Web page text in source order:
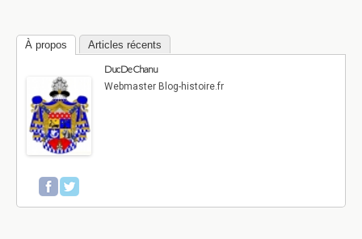
À propos
Articles récents
Duc De Chanu
Webmaster Blog-histoire.fr